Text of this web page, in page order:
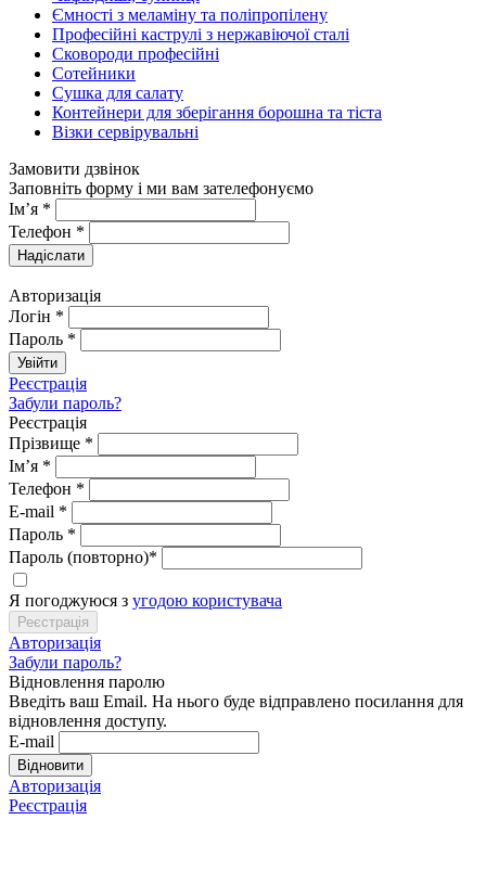
Ємності з меламіну та поліпропілену
Професійні каструлі з нержавіючої сталі
Сковороди професійні
Сотейники
Сушка для салату
Контейнери для зберігання борошна та тіста
Візки сервірувальні
Замовити дзвінок
Заповніть форму і ми вам зателефонуємо
Ім’я *
Телефон *
Авторизація
Логін *
Пароль *
Реєстрація
Забули пароль?
Реєстрація
Прізвище *
Ім’я *
Телефон *
E-mail *
Пароль *
Пароль (повторно)*
Я погоджуюся з угодою користувача
Авторизація
Забули пароль?
Відновлення паролю
Введіть ваш Email. На нього буде відправлено посилання для
відновлення доступу.
E-mail
Авторизація
Реєстрація